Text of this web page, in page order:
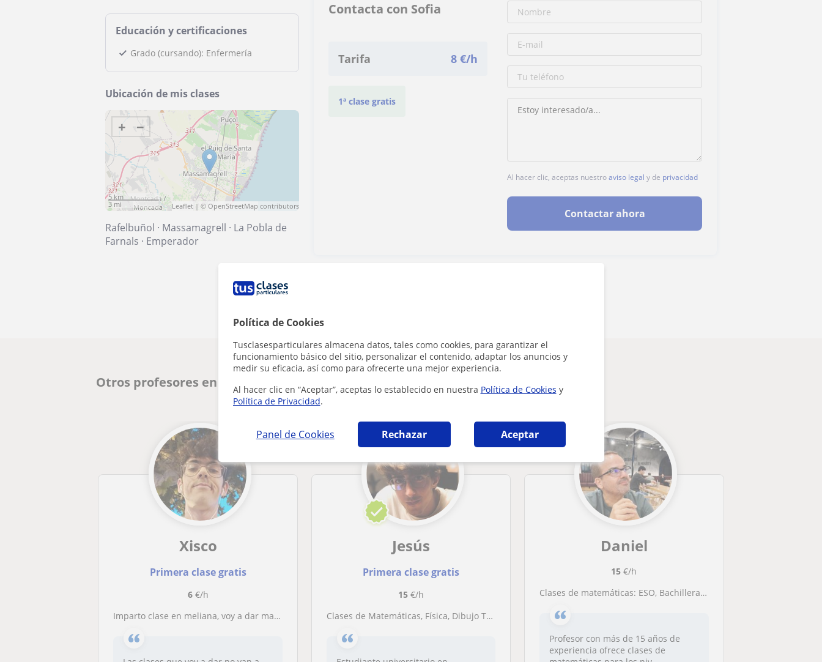
Política de Cookies
Tusclasesparticulares almacena datos, tales como cookies, para garantizar el
funcionamiento básico del sitio, personalizar el contenido, adaptar los anuncios y
medir su eficacia, así como para ofrecerte una mejor experiencia.
Al hacer clic en “Aceptar”, aceptas lo establecido en nuestra Política de Cookies y
Política de Privacidad.
Panel de Cookies Rechazar Aceptar
Educación y certificaciones
Grado (cursando): Enfermería
Ubicación de mis clases
+ −
5 km
3 mi
Leaflet | ©OpenStreetMap contributors
Rafelbuñol · Massamagrell · La Pobla de
Farnals · Emperador
Contacta con Sofia
Tarifa 8 €/h
1ª clase gratis
Al hacer clic, aceptas nuestroaviso legal y de privacidad
Contactar ahora
Otros profesores en Massamagrell que pueden interesarte
Xisco
Primera clase gratis
6€/h
Imparto clase en meliana, voy a dar matemáticas a personas desde primero de primaria hasta 3 de la ESO
Jesús
Primera clase gratis
15€/h
Clases de Matemáticas, Física, Dibujo Técnico y demás para ESO, Bach y Selectividad
Daniel
15 €/h
Clases de matemáticas: ESO, Bachillerato y ciclos formativos (zona de Valencia y online)
Profesor con más de 15 años de
experiencia ofrece clases de